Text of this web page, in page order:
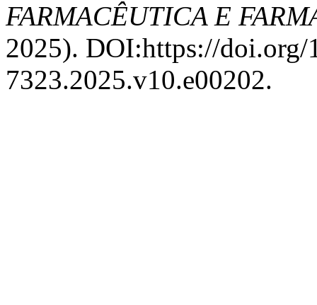
FARMACÊUTICA E
2025). DOI:https://doi.org/
7323.2025.v10.e00202.